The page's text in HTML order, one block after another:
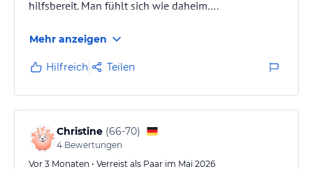
hilfsbereit. Man fühlt sich wie daheim….
Mehr anzeigen
Hilfreich Teilen
Christine (66-70)
4 Bewertungen
Vor 3 Monaten • Verreist als Paar im Mai 2026